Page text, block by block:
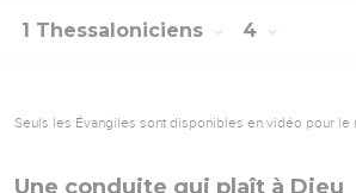
vous êtes tous des enfants de la
jour. Nous ne sommes point de la nuit ni